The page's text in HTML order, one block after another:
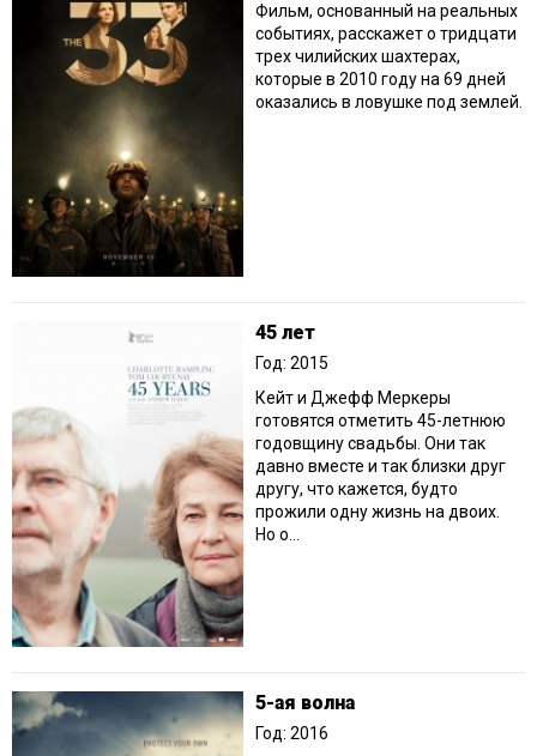
Фильм, основанный на реальных
событиях, расскажет о тридцати
трех чилийских шахтерах,
которые в 2010 году на 69 дней
оказались в ловушке под землей.
45 лет
Год: 2015
Кейт и Джефф Меркеры
готовятся отметить 45-летнюю
годовщину свадьбы. Они так
давно вместе и так близки друг
другу, что кажется, будто
прожили одну жизнь на двоих.
Но о...
5-ая волна
Год: 2016